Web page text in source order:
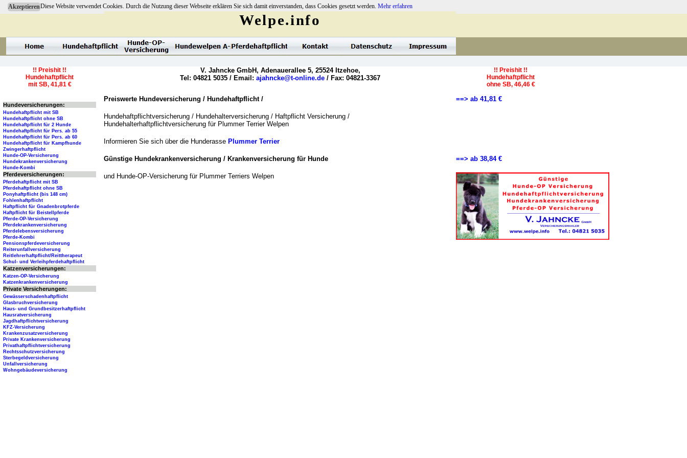
AkzeptierenDiese Website verwendet Cookies. Durch die Nutzung dieser Webseite erklären Sie sich damit einverstanden, dass Cookies gesetzt werden. Mehr erfahren
Preiswerte Hundeversicherung / Hundehaftpflicht /
Hundehaftpflichtversicherung / Hundehalterversicherung / Haftpflicht Versicherung /
Hundehalterhaftpflichtversicherung für Plummer Terrier Welpen
Informieren Sie sich über die Hunderasse Plummer Terrier
Günstige Hundekrankenversicherung / Krankenversicherung für Hunde
und Hunde-OP-Versicherung für Plummer Terriers Welpen
==> ab 41,81 €
==> ab 38,84 €
Welpe.info
V. Jahncke GmbH, Adenauerallee 5, 25524 Itzehoe,
Tel: 04821 5035 / Email: ajahncke@t-online.de / Fax: 04821-3367
!! Preishit !!
Hundehaftpflicht
mit SB, 41,81 €
!! Preishit !!
Hundehaftpflicht
ohne SB, 46,46 €
Hundeversicherungen:
Hundehaftpflicht mit SB
Hundehaftpflicht ohne SB
Hundehaftpflicht für 2 Hunde
Hundehaftpflicht für Pers. ab 55
Hundehaftpflicht für Pers. ab 60
Hundehaftpflicht für Kampfhunde
Zwingerhaftpflicht
Hunde-OP-Versicherung
Hundekrankenversicherung
Hunde-Kombi
Pferdeversicherungen:
Pferdehaftpflicht mit SB
Pferdehaftpflicht ohne SB
Ponyhaftpflicht (bis 148 cm)
Fohlenhaftpflicht
Haftpflicht für Gnadenbrotpferde
Haftpflicht für Beistellpferde
Pferde-OP-Versicherung
Pferdekrankenversicherung
Pferdelebensversicherung
Pferde-Kombi
Pensionspferdeversicherung
Reiterunfallversicherung
Reitlehrerhaftpflicht/Reittherapeut
Schul- und Verleihpferdehaftpflicht
Katzenversicherungen:
Katzen-OP-Versicherung
Katzenkrankenversicherung
Private Versicherungen:
Gewässerschadenhaftpflicht
Glasbruchversicherung
Haus- und Grundbesitzerhaftpflicht
Hausratversicherung
Jagdhaftpflichtversicherung
KFZ-Versicherung
Krankenzusatzversicherung
Private Krankenversicherung
Privathaftpflichtversicherung
Rechtsschutzversicherung
Sterbegeldversicherung
Unfallversicherung
Wohngebäudeversicherung